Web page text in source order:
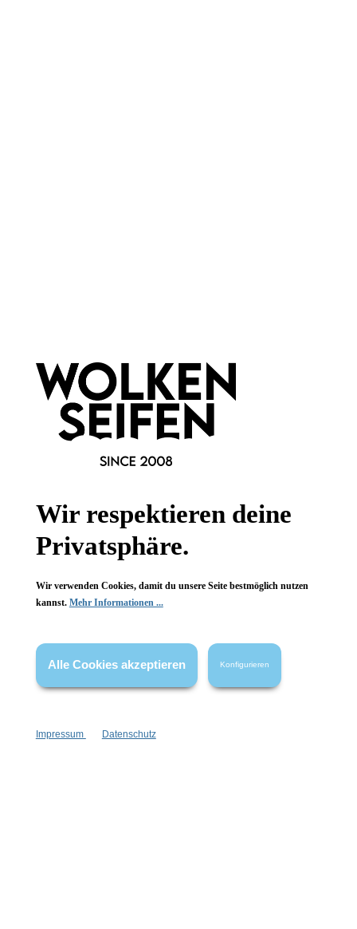
Informationen
Gesetzliche Informationen
Wissenswertes
Vertrag widerrufen
wenn nicht anders angegeben.
Wir respektieren deine
Privatsphäre.
Wir verwenden Cookies, damit du unsere Seite bestmöglich nutzen
kannst. Mehr Informationen ...
Alle Cookies akzeptieren Konfigurieren
Impressum Datenschutz